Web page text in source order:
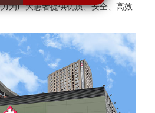
为广大患者提供优质、安全、高效